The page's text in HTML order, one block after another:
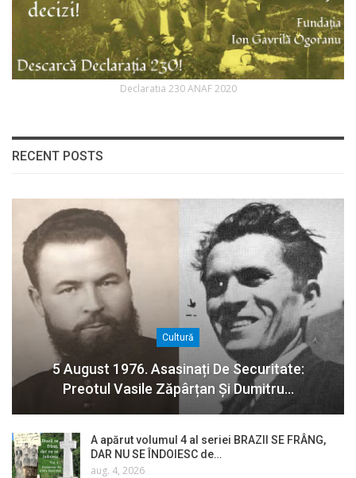
Declaratia 230 ANAF 2020
RECENT POSTS
Cultură
5 August 1976. Asasinați De Securitate:
Preotul Vasile Zăpârțan Și Dumitru…
A apărut volumul 4 al seriei BRAZII SE FRÂNG,
DAR NU SE ÎNDOIESC de…
aug. 4, 2026